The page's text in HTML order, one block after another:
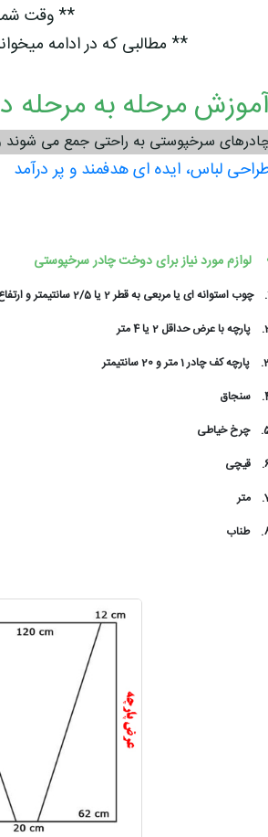
** وقت شما
** مطالبی که در ادامه
مرحله به
سرخپوستی به راحتی جمع می شوند
لباس، ایده ای هدفمند و پر درآمد
لوازم مورد نیاز برای دوخت چادر سرخپوستی
چوب استوانه ای یا مربعی به قطر 2 یا 2/5 سانتیمتر و ارتفاع 2 یا 4 متر
پارچه با عرض حداقل 2 یا 4 متر
پارچه کف چادر 1 متر و 20 سانتیمتر
سنجاق
چرخ خیاطی
قیچی
متر
طناب